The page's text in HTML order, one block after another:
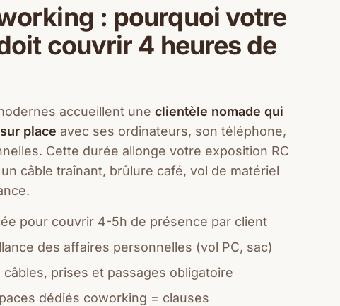
: pourquoi votre
couvrir 4 heures de
accueillent une clientèle nomade qui
place avec ses ordinateurs, son téléphone,
Cette durée allonge votre exposition RC
câble traînant, brûlure café, vol de matériel
pour couvrir 4-5h de présence par client
des affaires personnelles (vol PC, sac)
prises et passages obligatoire
dédiés coworking = clauses